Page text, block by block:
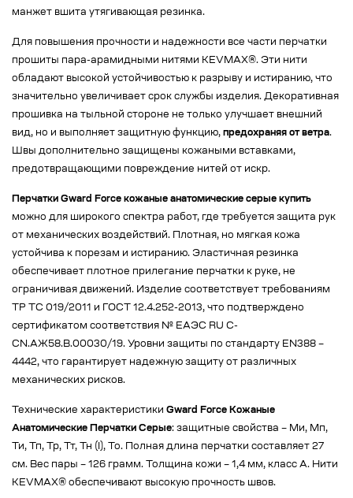
манжет вшита утягивающая резинка.
Для повышения прочности и надежности все части перчатки
прошиты пара-арамидными нитями KEVMAX®. Эти нити
обладают высокой устойчивостью к разрыву и истиранию, что
значительно увеличивает срок службы изделия. Декоративная
прошивка на тыльной стороне не только улучшает внешний
вид, но и выполняет защитную функцию, предохраняя от ветра.
Швы дополнительно защищены кожаными вставками,
предотвращающими повреждение нитей от искр.
Перчатки Gward Force кожаные анатомические серые купить
можно для широкого спектра работ, где требуется защита рук
от механических воздействий. Плотная, но мягкая кожа
устойчива к порезам и истиранию. Эластичная резинка
обеспечивает плотное прилегание перчатки к руке, не
ограничивая движений. Изделие соответствует требованиям
ТР ТС 019/2011 и ГОСТ 12.4.252-2013, что подтверждено
сертификатом соответствия № EAЭС RU C-
CN.АЖ58.В.00030/19. Уровни защиты по стандарту EN388 –
4442, что гарантирует надежную защиту от различных
механических рисков.
Технические характеристики Gward Force Кожаные
Анатомические Перчатки Серые: защитные свойства – Ми, Мп,
Ти, Тп, Тр, Тт, Тн (I), То. Полная длина перчатки составляет 27
см. Вес пары – 126 грамм. Толщина кожи – 1,4 мм, класс А. Нити
KEVMAX® обеспечивают высокую прочность швов.